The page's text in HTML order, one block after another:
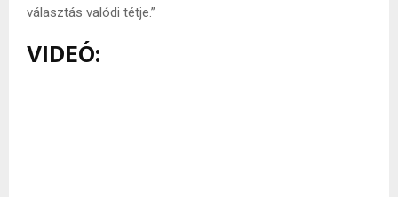
választás valódi tétje.”
VIDEÓ: